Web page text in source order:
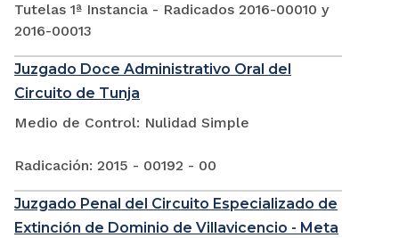
Tutelas 1ª Instancia - Radicados 2016-00010 y
2016-00013
Juzgado Doce Administrativo Oral del
Circuito de Tunja
Medio de Control: Nulidad Simple
Radicación: 2015 - 00192 - 00
Juzgado Penal del Circuito Especializado de
Extinción de Dominio de Villavicencio - Meta